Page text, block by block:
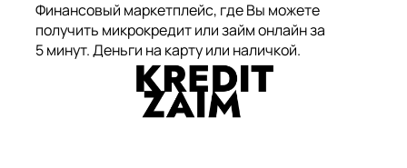
Финансовый маркетплейс, где Вы можете
получить микрокредит или займ онлайн за
5 минут. Деньги на карту или наличкой.